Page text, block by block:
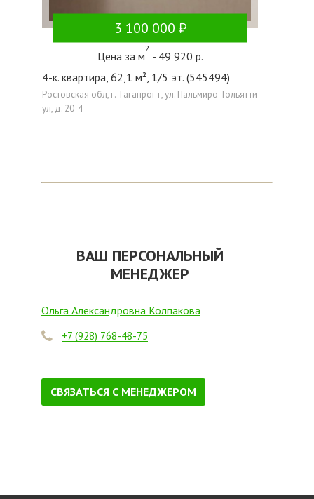
3 100 000
Цена за м
2
- 49 920 р.
4-к. квартира, 62,1 м², 1/5 эт. (545494)
Ростовская обл, г. Таганрог г, ул. Пальмиро Тольятти
ул, д. 20-4
ВАШ ПЕРСОНАЛЬНЫЙ
МЕНЕДЖЕР
Ольга Александровна Колпакова
+7 (928) 768-48-75
СВЯЗАТЬСЯ С МЕНЕДЖЕРОМ